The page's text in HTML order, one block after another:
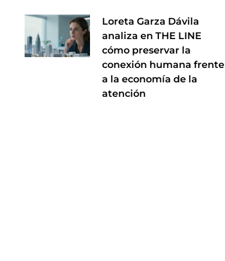
Loreta Garza Dávila
analiza en THE LINE
cómo preservar la
conexión humana frente
a la economía de la
atención